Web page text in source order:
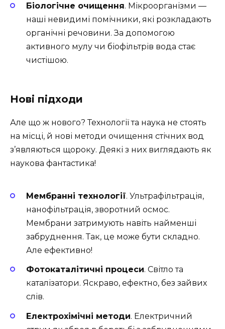
Біологічне очищення. Мікроорганізми —
наші невидимі помічники, які розкладають
органічні речовини. За допомогою
активного мулу чи біофільтрів вода стає
чистішою.
Нові підходи
Але що ж нового? Технології та наука не стоять
на місці, й нові методи очищення стічних вод
з’являються щороку. Деякі з них виглядають як
наукова фантастика!
Мембранні технології. Ультрафільтрація,
нанофільтрація, зворотний осмос.
Мембрани затримують навіть найменші
забруднення. Так, це може бути складно.
Але ефективно!
Фотокаталітичні процеси. Світло та
каталізатори. Яскраво, ефектно, без зайвих
слів.
Електрохімічні методи. Електричний